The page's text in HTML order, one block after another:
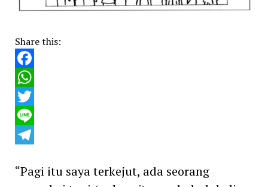
Share this:
Facebook
WhatsApp
Twitter
Line
“Pagi itu saya terkejut, ada seorang